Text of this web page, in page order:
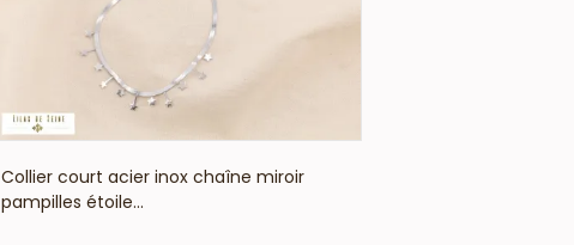
VOIR LE PRIX
Collier court acier inox chaîne miroir
pampilles étoile...